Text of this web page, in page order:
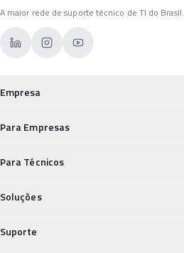
A maior rede de suporte técnico de TI do Brasil.
Empresa
Sobre a Eunerd
Para Empresas
Para Técnicos
Carreiras
Para Empresas
Custos de TI Descontrolados
Falta de Suporte Confiável
Segurança Digital Vulnerável
Para Técnicos
Desvalorização Técnica
Insegurança nos Pagamentos
Soluções
Field Service
Suporte